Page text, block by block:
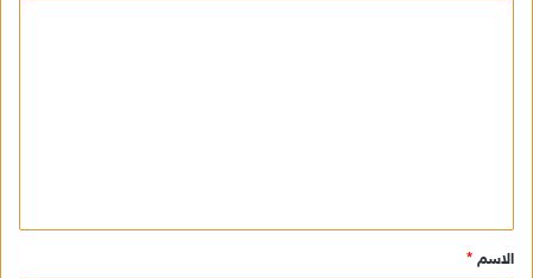
ق
*
الاسم *